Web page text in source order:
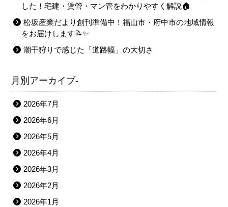
した！宅建・賃管・マン管をわかりやすく解説🏠
松坂産業だより創刊準備中！福山市・府中市の地域情報
をお届けします📝✨
潮干狩りで感じた「道路幅」の大切さ
月別アーカイブ-
2026年7月
2026年6月
2026年5月
2026年4月
2026年3月
2026年2月
2026年1月